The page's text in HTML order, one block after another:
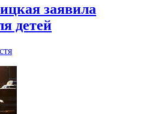
заявила
детей